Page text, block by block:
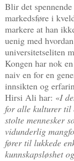
Blir det
markedsføre i
markere at han
uenig med hvordan
universitetseliten
Kongen har nok
naiv en for en
innsikten og
Hirsi Ali har: «I
for alle kulturer til
stolte mennesker
vidunderlig
fører til lukkede
kunnskapsløshet